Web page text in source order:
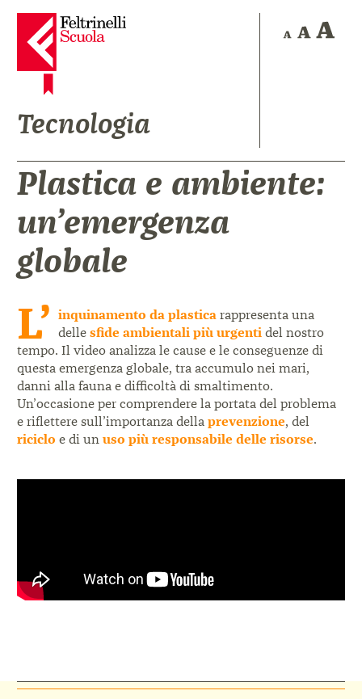
Tecnologia
Plastica e ambiente:
un’emergenza
globale
L’ inquinamento da plastica rappresenta una
delle sfide ambientali più urgenti del nostro
tempo. Il video analizza le cause e le conseguenze di
questa emergenza globale, tra accumulo nei mari,
danni alla fauna e difficoltà di smaltimento.
Un’occasione per comprendere la portata del problema
e riflettere sull’importanza della prevenzione, del
riciclo e di un uso più responsabile delle risorse.